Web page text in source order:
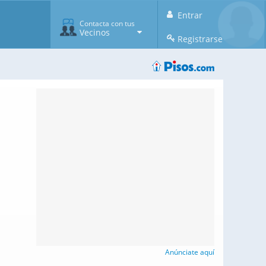
Entrar
Registrarse
Contacta con tus
Vecinos
Anúnciate aquí